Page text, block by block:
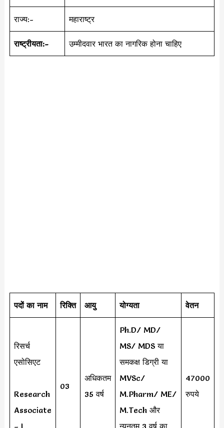
राज्य:- महाराष्ट्र
राष्ट्रीयता:- उम्मीदवार भारत का नागरिक होना चाहिए
पदों का नाम रिक्ति आयु योग्यता वेतन
रिसर्च
एसोसिएट
Research
Associate
– I
03
अधिकतम
35 वर्ष
Ph.D/ MD/
MS/ MDS या
समकक्ष डिग्री या
MVSc/
M.Pharm/ ME/
M.Tech और
न्यूनतम 3 वर्ष का
47000
रुपये